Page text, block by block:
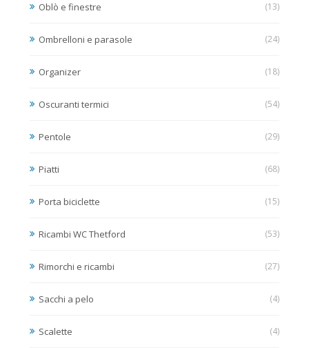
Oblò e finestre (13)
Ombrelloni e parasole (24)
Organizer (18)
Oscuranti termici (54)
Pentole (29)
Piatti (68)
Porta biciclette (15)
Ricambi WC Thetford (53)
Rimorchi e ricambi (27)
Sacchi a pelo (4)
Scalette (4)